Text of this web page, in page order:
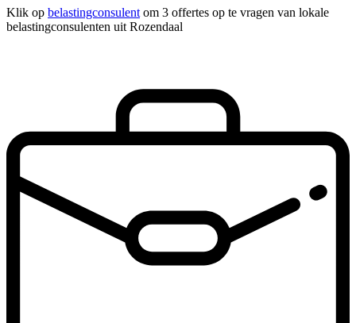
Klik op belastingconsulent om 3 offertes op te vragen van lokale
belastingconsulenten uit Rozendaal